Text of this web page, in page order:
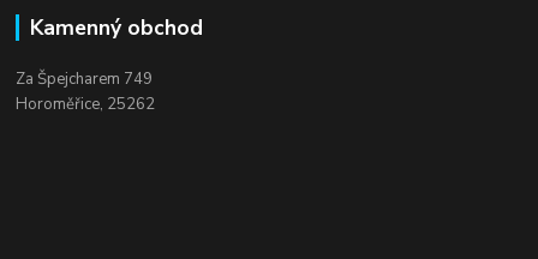
Kamenný obchod
Za Špejcharem 749
Horoměřice, 25262